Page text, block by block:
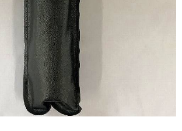
額度；若仍有額度不足之情形，本公司將視審查結果
帳號或使用他人資訊註冊。若發現惡意使用之情形，
將有權停止該用戶之使用額度並採取法律行動。